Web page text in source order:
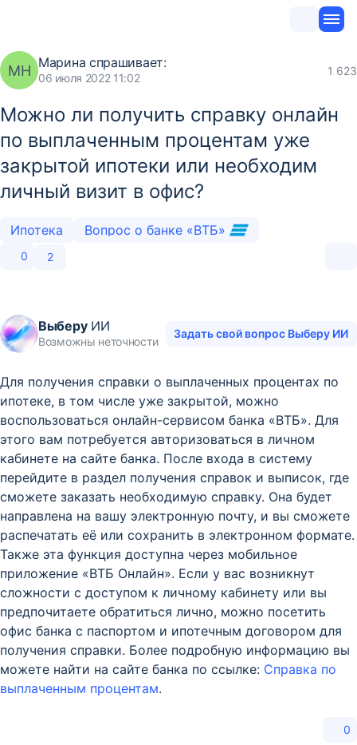
МН Марина спрашивает:
06 июля 2022 11:02
1 623
Можно ли получить справку онлайн
по выплаченным процентам уже
закрытой ипотеки или необходим
личный визит в офис?
Ипотека Вопрос о банке «ВТБ»
0 2
ВыберуИИ
Возможны неточности
Задать свой вопрос Выберу ИИ
Для получения справки о выплаченных процентах по
ипотеке, в том числе уже закрытой, можно
воспользоваться онлайн-сервисом банка «ВТБ». Для
этого вам потребуется авторизоваться в личном
кабинете на сайте банка. После входа в систему
перейдите в раздел получения справок и выписок, где
сможете заказать необходимую справку. Она будет
направлена на вашу электронную почту, и вы сможете
распечатать её или сохранить в электронном формате.
Также эта функция доступна через мобильное
приложение «ВТБ Онлайн». Если у вас возникнут
сложности с доступом к личному кабинету или вы
предпочитаете обратиться лично, можно посетить
офис банка с паспортом и ипотечным договором для
получения справки. Более подробную информацию вы
можете найти на сайте банка по ссылке: Справка по
выплаченным процентам.
0